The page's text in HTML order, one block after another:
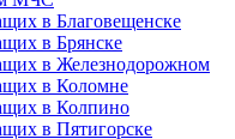
в Благовещенске
в Брянске
в Железнодорожном
в Коломне
в Колпино
в Пятигорске